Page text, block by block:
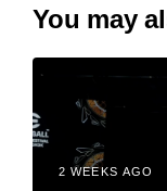
You may
2 WEEKS AGO